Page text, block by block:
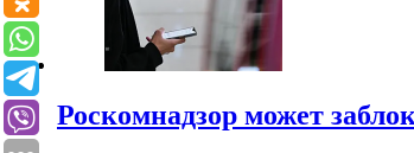
Роскомнадзор может